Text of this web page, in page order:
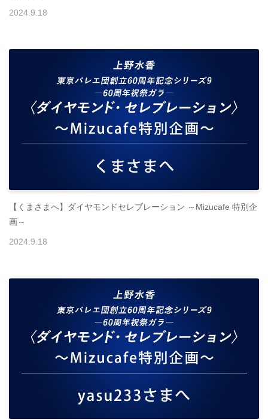
2024 9 18
【くまさまへ】ダイヤモンドセレブレーション ～Mizucafe 特別企
画～
2024 9 18